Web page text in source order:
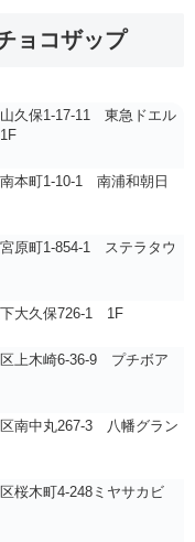
ョコザップ
久保1-17-11 東急ドエル
本町1-10-1 南浦和朝日
原町1-854-1 ステラタウ
大久保726-1 1F
上木崎6-36-9 プチボア
南中丸267-3 八幡グラン
桜木町4-248ミヤサカビ